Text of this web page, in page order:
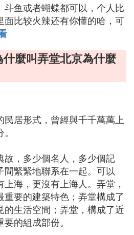
鱼或者蝴蝶都可以，个人比
面比较火辣还有你懂的哈，可
麼叫弄堂北京為什麼
居形式，曾經與千千萬萬上
故，多少個名人，多少個記
緊緊地聯系在一起。可以
海，更沒有上海人。弄堂，
要的建築特色；弄堂構成了
生活空間；弄堂，構成了近
的組成部份。